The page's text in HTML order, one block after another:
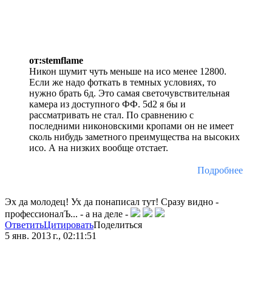
от:stemflame
Никон шумит чуть меньше на исо менее 12800.
Если же надо фоткать в темных условиях, то
нужно брать 6д. Это самая светочувствительная
камера из доступного ФФ. 5d2 я бы и
рассматривать не стал. По сравнению с
последними никоновскими кропами он не имеет
сколь нибудь заметного преимущества на высоких
исо. А на низких вообще отстает.
Подробнее
Эх да молодец! Ух да понаписал тут! Сразу видно -
профессионалЪ... - а на деле -
ОтветитьЦитироватьПоделиться
5 янв. 2013 г., 02:11:51